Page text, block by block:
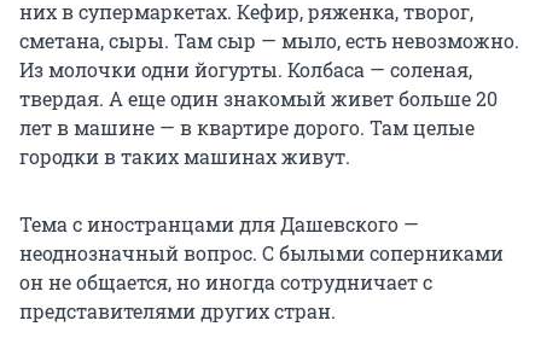
них в супермаркетах. Кефир, ряженка, творог,
сметана, сыры. Там сыр — мыло, есть невозможно.
Из молочки одни йогурты. Колбаса — соленая,
твердая. А еще один знакомый живет больше 20
лет в машине — в квартире дорого. Там целые
городки в таких машинах живут.
Тема с иностранцами для Дашевского —
неоднозначный вопрос. С былыми соперниками
он не общается, но иногда сотрудничает с
представителями других стран.